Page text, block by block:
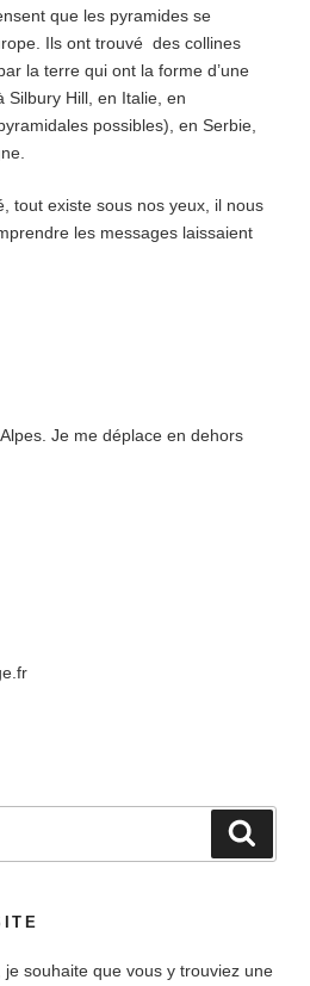
que les pyramides se
Ils ont trouvé des collines
la terre qui ont la forme d’une
Silbury Hill, en Italie, en
possibles), en Serbie,
tout existe sous nos yeux, il nous
les messages laissaient
Je me déplace en dehors
souhaite que vous y trouviez une